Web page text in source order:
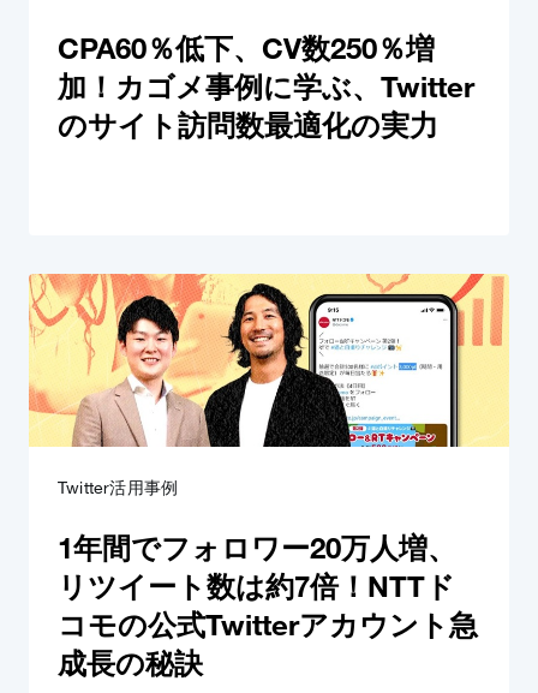
CPA60％低下、CV数250％増
加！カゴメ事例に学ぶ、Twitter
のサイト訪問数最適化の実力
Twitter活用事例
1年間でフォロワー20万人増、
リツイート数は約7倍！NTTド
コモの公式Twitterアカウント急
成長の秘訣